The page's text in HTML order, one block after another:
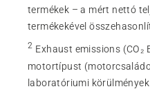
termékek – a mért nettó
termékekével
2 Exhaust emissions (CO₂
motortípust
laboratóriumi